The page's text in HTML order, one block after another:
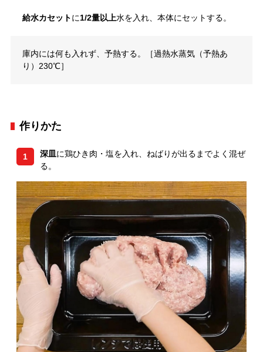
給水カセットに1/2量以上水を入れ、本体にセットする。
庫内には何も入れず、予熱する。［過熱水蒸気（予熱あ
り）230℃］
作りかた
1 深皿に鶏ひき肉・塩を入れ、ねばりが出るまでよく混ぜ
る。